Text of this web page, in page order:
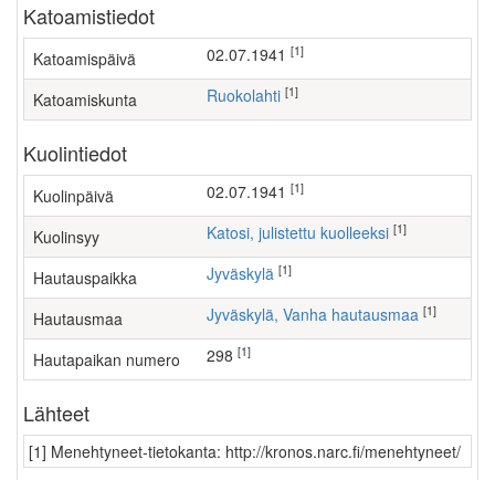
Katoamistiedot
Katoamispäivä 02.07.1941 [1]
Katoamiskunta Ruokolahti [1]
Kuolintiedot
Kuolinpäivä 02.07.1941 [1]
Kuolinsyy Katosi, julistettu kuolleeksi [1]
Hautauspaikka Jyväskylä [1]
Hautausmaa Jyväskylä, Vanha hautausmaa [1]
Hautapaikan numero 298 [1]
Lähteet
[1] Menehtyneet-tietokanta: http://kronos.narc.fi/menehtyneet/